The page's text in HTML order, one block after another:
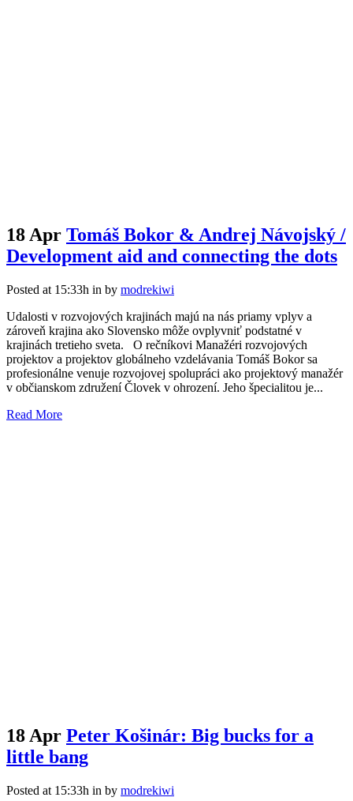
18 Apr Tomáš Bokor & Andrej Návojský /
Development aid and connecting the dots
Posted at 15:33h in by modrekiwi
Udalosti v rozvojových krajinách majú na nás priamy vplyv a
zároveň krajina ako Slovensko môže ovplyvniť podstatné v
krajinách tretieho sveta. O rečníkovi Manažéri rozvojových
projektov a projektov globálneho vzdelávania Tomáš Bokor sa
profesionálne venuje rozvojovej spolupráci ako projektový manažér
v občianskom združení Človek v ohrození. Jeho špecialitou je...
Read More
18 Apr Peter Košinár: Big bucks for a
little bang
Posted at 15:33h in by modrekiwi